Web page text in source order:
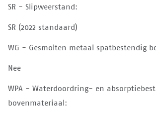
SR - Slipweerstand:
SR (2022 standaard)
WG - Gesmolten metaal spatbestendig
Nee
WPA - Waterdoordring- en
bovenmateriaal: